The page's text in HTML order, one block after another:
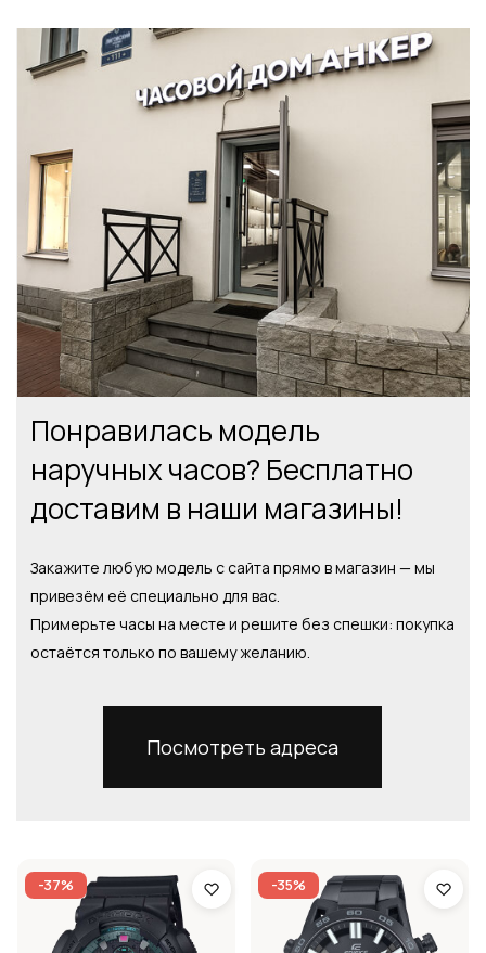
Понравилась модель
наручных часов? Бесплатно
доставим в наши магазины!
Закажите любую модель с сайта прямо в магазин — мы
привезём её специально для вас.
Примерьте часы на месте и решите без спешки: покупка
остаётся только по вашему желанию.
Посмотреть адреса
-37% -35%